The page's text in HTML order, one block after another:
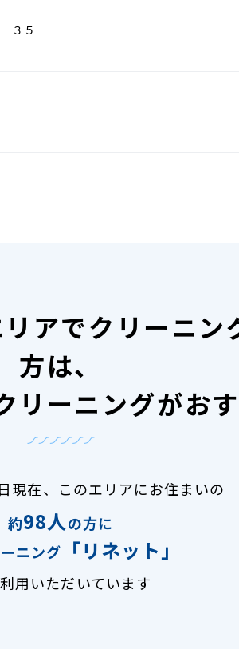
３５
アでクリーニン
方は、
リーニングがお
在、
このエリアにお住まいの
約98人の方に
ニング
「リネット」
用いただいています